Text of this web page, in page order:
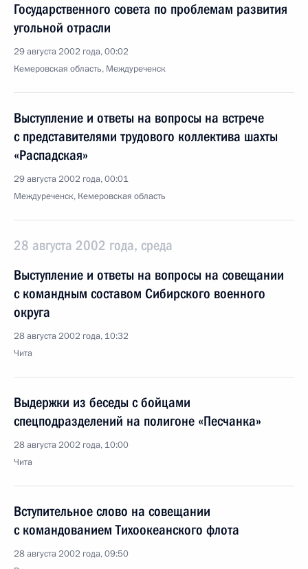
Государственного совета по проблемам развития
угольной отрасли
29 августа 2002 года, 00:02
Кемеровская область, Междуреченск
Выступление и ответы на вопросы на встрече
с представителями трудового коллектива шахты
«Распадская»
29 августа 2002 года, 00:01
Междуреченск, Кемеровская область
28 августа 2002 года, среда
Выступление и ответы на вопросы на совещании
с командным составом Сибирского военного
округа
28 августа 2002 года, 10:32
Чита
Выдержки из беседы с бойцами
спецподразделений на полигоне «Песчанка»
28 августа 2002 года, 10:00
Чита
Вступительное слово на совещании
с командованием Тихоокеанского флота
28 августа 2002 года, 09:50